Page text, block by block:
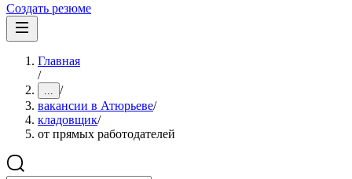
Создать резюме
Главная
/
... /
вакансии в Атюрьеве/
кладовщик/
от прямых работодателей